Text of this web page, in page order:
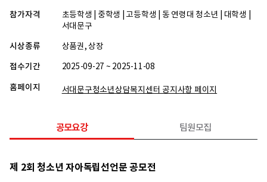
참가자격
초등학생 | 중학생 | 고등학생 | 동 연령대 청소년 | 대학생 |
서대문구
시상종류 상품권, 상장
접수기간 2025-09-27 ~ 2025-11-08
홈페이지 서대문구청소년상담복지센터 공지사항 페이지
공모요강 팀원모집
제 2회 청소년 자아독립선언문 공모전